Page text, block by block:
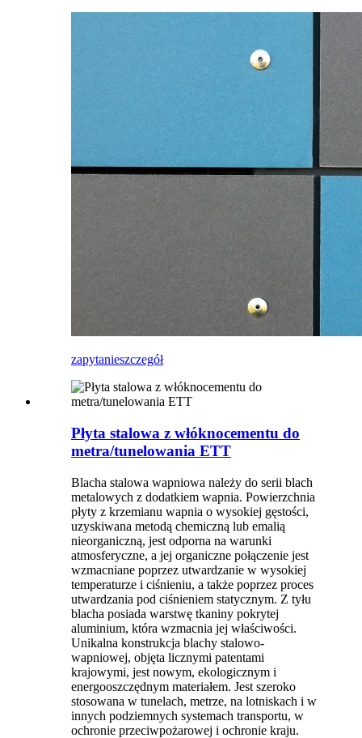
zapytanieszczegół
Płyta stalowa z włóknocementu do
metra/tunelowania ETT
Blacha stalowa wapniowa należy do serii blach
metalowych z dodatkiem wapnia. Powierzchnia
płyty z krzemianu wapnia o wysokiej gęstości,
uzyskiwana metodą chemiczną lub emalią
nieorganiczną, jest odporna na warunki
atmosferyczne, a jej organiczne połączenie jest
wzmacniane poprzez utwardzanie w wysokiej
temperaturze i ciśnieniu, a także poprzez proces
utwardzania pod ciśnieniem statycznym. Z tyłu
blacha posiada warstwę tkaniny pokrytej
aluminium, która wzmacnia jej właściwości.
Unikalna konstrukcja blachy stalowo-
wapniowej, objęta licznymi patentami
krajowymi, jest nowym, ekologicznym i
energooszczędnym materiałem. Jest szeroko
stosowana w tunelach, metrze, na lotniskach i w
innych podziemnych systemach transportu, w
ochronie przeciwpożarowej i ochronie kraju.